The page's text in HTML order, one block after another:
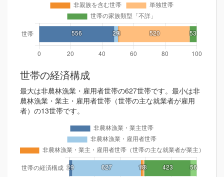
世帯の経済構成
最大は非農林漁業・雇用者世帯の627世帯です。最小は非
農林漁業・業主・雇用者世帯（世帯の主な就業者が雇用
者）の13世帯です。